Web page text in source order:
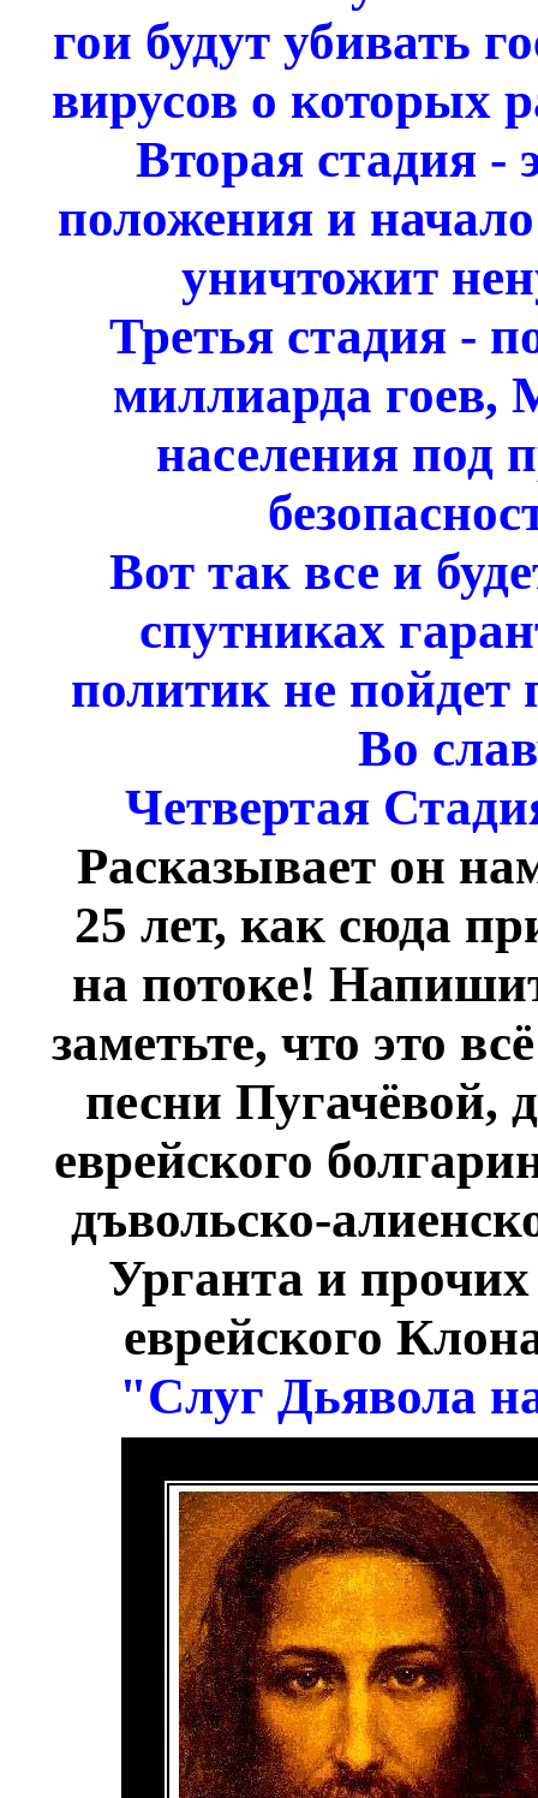
гои будут убивать
вирусов о которых
Вторая стадия -
положения и
уничтожит
Третья стадия -
миллиарда
населения под
Вот так все и
спутниках
политик не
Во
Четвертая
Расказывает он
25 лет, как сюда
на потоке!
заметьте, что это
песни Пугачёвой,
еврейского
дъвольско-
Урганта и
еврейского
"Слуг Дьявола